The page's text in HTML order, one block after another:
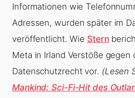
Informationen wie
Adressen, wurden später im
veröffentlicht. Wie Stern
Meta in Irland Verstöße gegen
Datenschutzrecht vor. (Lesen
Mankind: Sci-Fi-Hit des